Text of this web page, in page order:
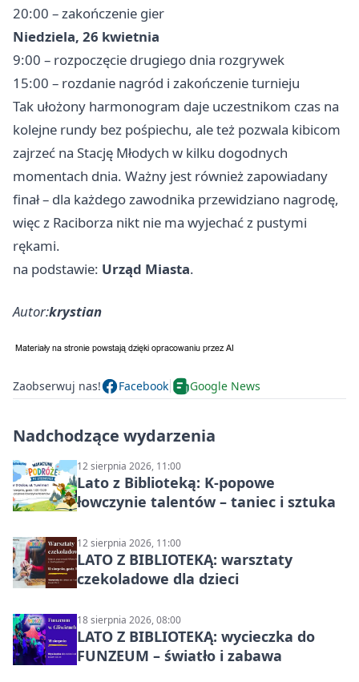
20:00 – zakończenie gier
Niedziela, 26 kwietnia
9:00 – rozpoczęcie drugiego dnia rozgrywek
15:00 – rozdanie nagród i zakończenie turnieju
Tak ułożony harmonogram daje uczestnikom czas na
kolejne rundy bez pośpiechu, ale też pozwala kibicom
zajrzeć na Stację Młodych w kilku dogodnych
momentach dnia. Ważny jest również zapowiadany
finał – dla każdego zawodnika przewidziano nagrodę,
więc z Raciborza nikt nie ma wyjechać z pustymi
rękami.
na podstawie: Urząd Miasta.
Autor:krystian
Zaobserwuj nas! Facebook Google News
Nadchodzące wydarzenia
12 sierpnia 2026, 11:00
Lato z Biblioteką: K-popowe
łowczynie talentów – taniec i sztuka
12 sierpnia 2026, 11:00
LATO Z BIBLIOTEKĄ: warsztaty
czekoladowe dla dzieci
18 sierpnia 2026, 08:00
LATO Z BIBLIOTEKĄ: wycieczka do
FUNZEUM – światło i zabawa